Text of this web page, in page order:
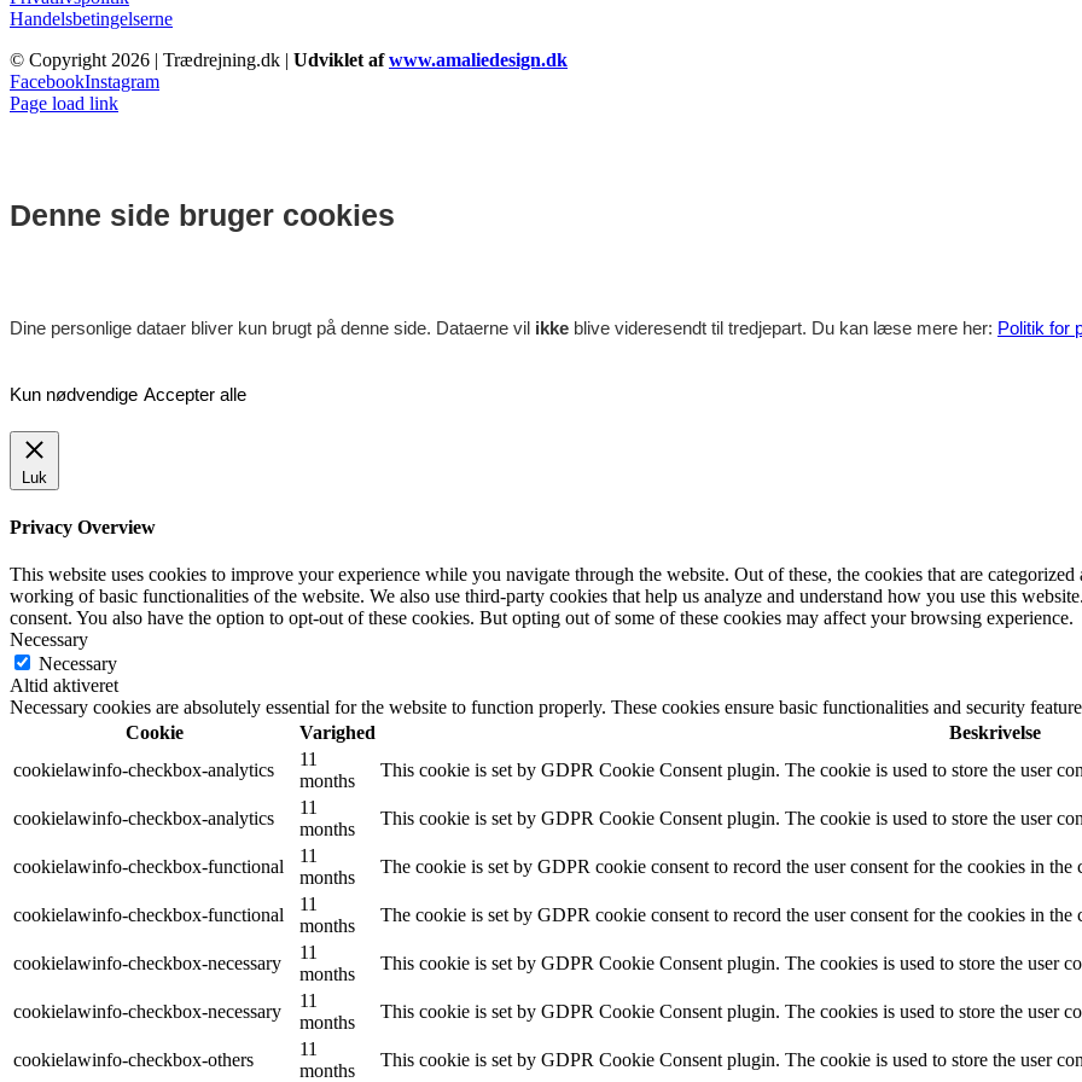
Handelsbetingelserne
© Copyright 2026 | Trædrejning.dk | Udviklet afwww.amaliedesign.dk
FacebookInstagram
Page load link
Denne side bruger cookies
Dine personlige dataer bliver kun brugt på denne side. Dataerne vil ikke blive videresendt til tredjepart. Du kan læse mere her: Politik for
Kun nødvendige Accepter alle
Luk
Privacy Overview
This website uses cookies to improve your experience while you navigate through the website. Out of these, the cookies that are categorized
working of basic functionalities of the website. We also use third-party cookies that help us analyze and understand how you use this
consent. You also have the option to opt-out of these cookies. But opting out of some of these cookies may affect your browsing experience.
Necessary
Necessary
Altid aktiveret
Necessary cookies are absolutely essential for the website to function properly. These cookies ensure basic functionalities and security
Cookie
Varighed
Beskrivelse
cookielawinfo-checkbox-analytics
11
months
This cookie is set by GDPR Cookie Consent plugin. The cookie is used to store the user
cookielawinfo-checkbox-analytics
11
months
This cookie is set by GDPR Cookie Consent plugin. The cookie is used to store the user
cookielawinfo-checkbox-functional
11
months
The cookie is set by GDPR cookie consent to record the user consent for the cookies in
cookielawinfo-checkbox-functional
11
months
The cookie is set by GDPR cookie consent to record the user consent for the cookies in
cookielawinfo-checkbox-necessary
11
months
This cookie is set by GDPR Cookie Consent plugin. The cookies is used to store the user
cookielawinfo-checkbox-necessary
11
months
This cookie is set by GDPR Cookie Consent plugin. The cookies is used to store the user
cookielawinfo-checkbox-others
11
months
This cookie is set by GDPR Cookie Consent plugin. The cookie is used to store the user